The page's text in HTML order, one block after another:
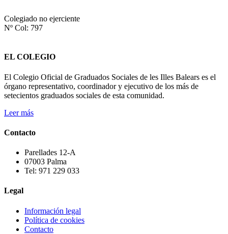
Colegiado no ejerciente
Nº Col: 797
EL COLEGIO
El Colegio Oficial de Graduados Sociales de les Illes Balears es el
órgano representativo, coordinador y ejecutivo de los más de
setecientos graduados sociales de esta comunidad.
Leer más
Contacto
Parellades 12-A
07003 Palma
Tel: 971 229 033
Legal
Información legal
Política de cookies
Contacto